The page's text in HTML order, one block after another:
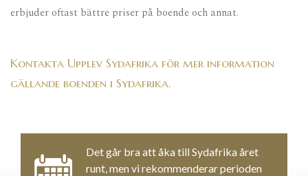
erbjuder oftast bättre priser på boende och annat.
Kontakta Upplev Sydafrika för mer information
gällande boenden i Sydafrika.
Det går bra att åka till Sydafrika året
runt, men vi rekommenderar perioden